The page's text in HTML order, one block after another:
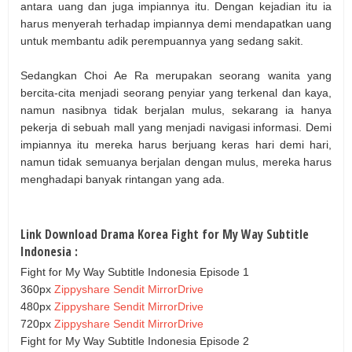
antara uang dan juga impiannya itu. Dengan kejadian itu ia
harus menyerah terhadap impiannya demi mendapatkan uang
untuk membantu adik perempuannya yang sedang sakit.
Sedangkan Choi Ae Ra merupakan seorang wanita yang
bercita-cita menjadi seorang penyiar yang terkenal dan kaya,
namun nasibnya tidak berjalan mulus, sekarang ia hanya
pekerja di sebuah mall yang menjadi navigasi informasi. Demi
impiannya itu mereka harus berjuang keras hari demi hari,
namun tidak semuanya berjalan dengan mulus, mereka harus
menghadapi banyak rintangan yang ada.
Link Download Drama Korea Fight for My Way Subtitle
Indonesia :
Fight for My Way Subtitle Indonesia Episode 1
360px Zippyshare Sendit MirrorDrive
480px Zippyshare Sendit MirrorDrive
720px Zippyshare Sendit MirrorDrive
Fight for My Way Subtitle Indonesia Episode 2